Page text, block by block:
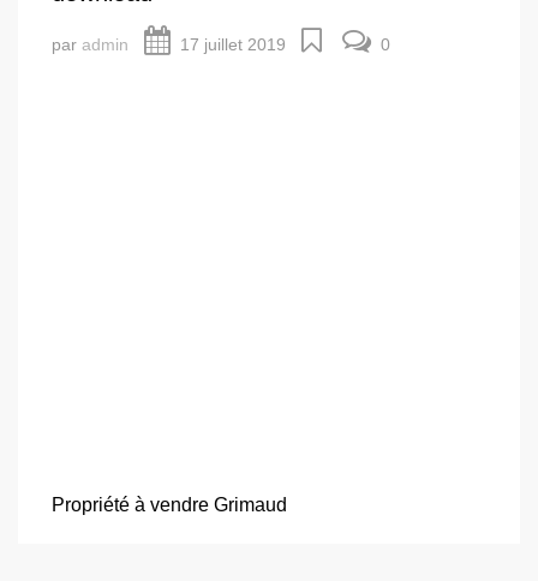
par admin 17 juillet 2019 0
Propriété à vendre Grimaud